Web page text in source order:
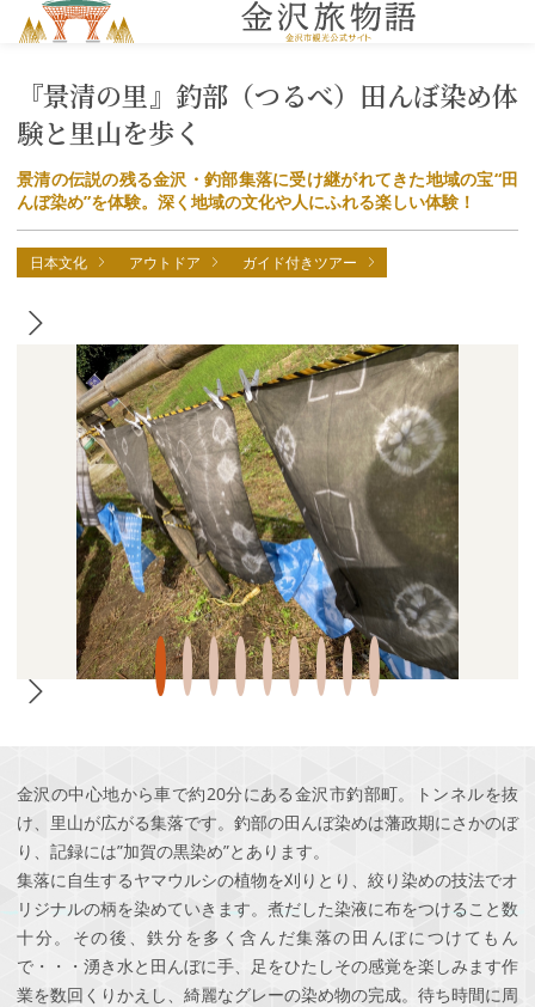
『景清の里』釣部（つるべ）田んぼ染め体
験と里山を歩く
景清の伝説の残る金沢・釣部集落に受け継がれてきた地域の宝“田
んぼ染め”を体験。深く地域の文化や人にふれる楽しい体験！
日本文化 アウトドア ガイド付きツアー
金沢の中心地から車で約20分にある金沢市釣部町。トンネルを抜
け、里山が広がる集落です。釣部の田んぼ染めは藩政期にさかのぼ
り、記録には”加賀の黒染め”とあります。
集落に自生するヤマウルシの植物を刈りとり、絞り染めの技法でオ
リジナルの柄を染めていきます。煮だした染液に布をつけること数
十分。その後、鉄分を多く含んだ集落の田んぼにつけてもん
で・・・湧き水と田んぼに手、足をひたしその感覚を楽しみます作
業を数回くりかえし、綺麗なグレーの染め物の完成。待ち時間に周